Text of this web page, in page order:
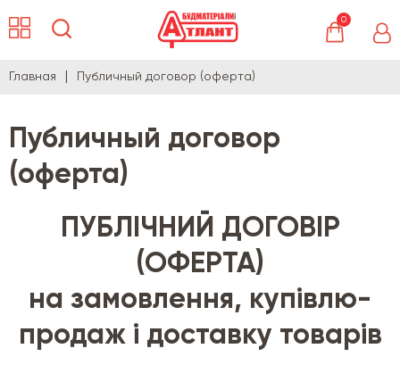
0
Главная Публичный договор (оферта)
Публичный договор
(оферта)
ПУБЛІЧНИЙ ДОГОВІР
(ОФЕРТА)
на замовлення, купівлю-
продаж і доставку товарів